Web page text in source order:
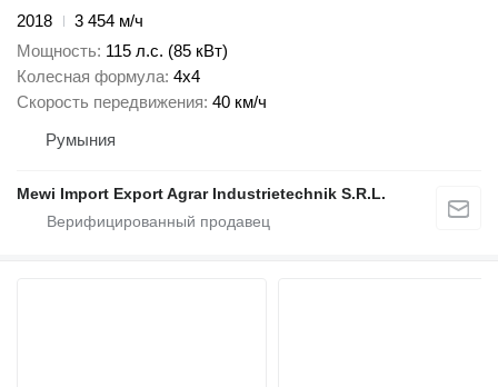
2018
3 454 м/ч
Мощность 115 л.с. (85 кВт)
Колесная формула 4x4
Скорость передвижения 40 км/ч
Румыния
Mewi Import Export Agrar Industrietechnik S.R.L.